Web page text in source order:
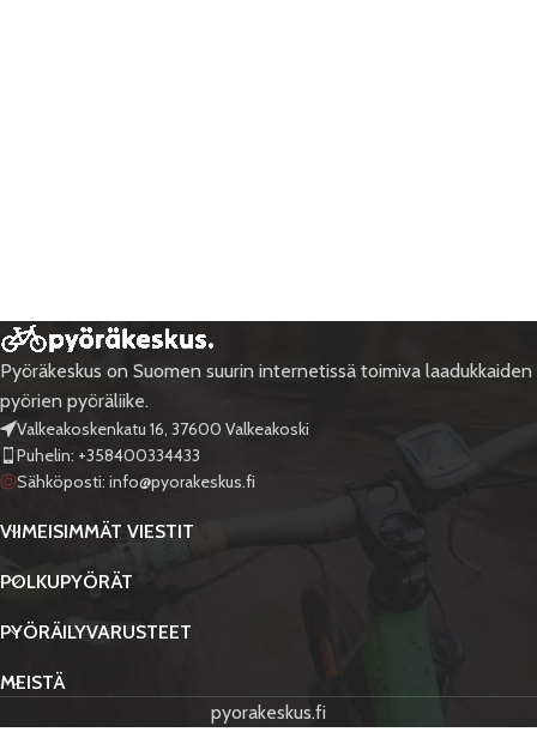
Pyöräkeskus on Suomen suurin internetissä toimiva laadukkaiden
pyörien pyöräliike.
Valkeakoskenkatu 16, 37600 Valkeakoski
Puhelin: +358400334433
Sähköposti: info@pyorakeskus.fi
VIIMEISIMMÄT VIESTIT
POLKUPYÖRÄT
PYÖRÄILYVARUSTEET
MEISTÄ
pyorakeskus.fi